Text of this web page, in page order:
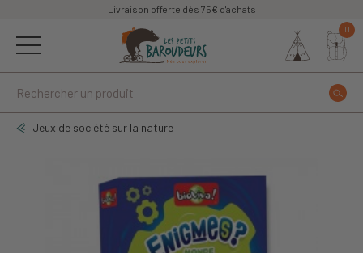
Livraison offerte dès 75€ d'achats
0
Jeux de société sur la nature